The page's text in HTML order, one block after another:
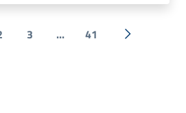
3 ... 41 Successiva